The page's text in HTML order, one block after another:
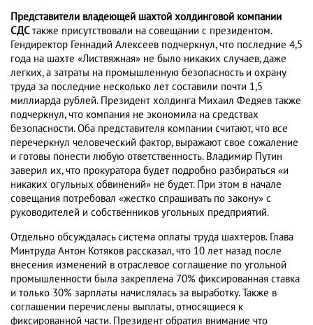
Представители владеющей шахтой холдинговой компании
СДСтакже присутствовали на совещании с президентом.
Гендиректор Геннадий Алексеев подчеркнул, что последние 4,5
года на шахте «Листвяжная» не было никаких случаев, даже
легких, а затраты на промышленную безопасность и охрану
труда за последние несколько лет составили почти 1,5
миллиарда рублей. Президент холдинга Михаил Федяев также
подчеркнул, что компания не экономила на средствах
безопасности. Оба представителя компании считают, что все
перечеркнул человеческий фактор, выражают свое сожаление
и готовы понести любую ответственность. Владимир Путин
заверил их, что прокуратора будет подробно разбираться «и
никаких огульных обвинений» не будет. При этом в начале
совещания потребовал «жестко спрашивать по закону» с
руководителей и собственников угольных предприятий.
Отдельно обсуждалась система оплаты труда шахтеров. Глава
Минтруда Антон Котяков рассказал, что 10 лет назад после
внесения изменений в отраслевое соглашение по угольной
промышленности была закреплена 70% фиксированная ставка
и только 30% зарплаты начислялась за выработку. Также в
соглашении перечислены выплаты, относящиеся к
фиксированной части. Президент обратил внимание что